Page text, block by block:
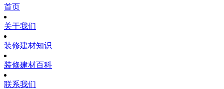
首页
关于我们
装修建材知识
装修建材百科
联系我们